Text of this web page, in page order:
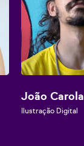
João Carola
Ilustração Digital